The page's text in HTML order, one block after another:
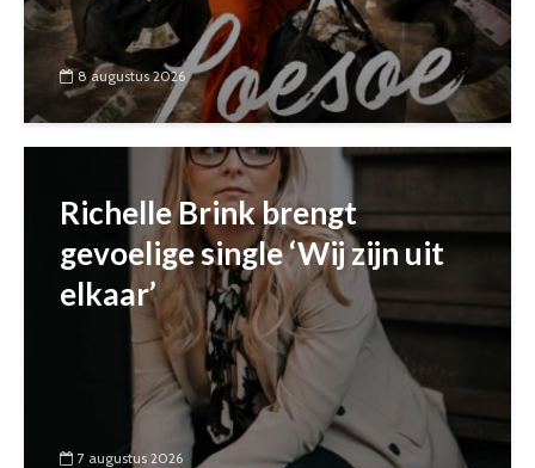
8 augustus 2026
Richelle Brink brengt
gevoelige single ‘Wij zijn uit
elkaar’
7 augustus 2026